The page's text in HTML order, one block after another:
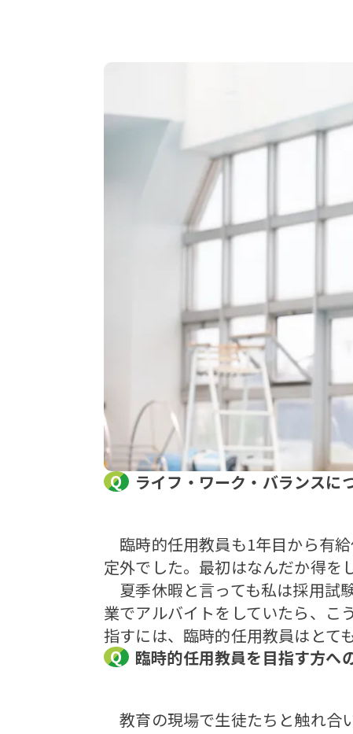
ライフ・ワーク・バランスに
臨時的任用教員も1年目から有
定外でした。最初はなんだか得を
夏季休暇と言っても私は採用試
業でアルバイトをしていたら、こ
指すには、臨時的任用教員はとて
臨時的任用教員を目指す方へ
教育の現場で生徒たちと触れ合